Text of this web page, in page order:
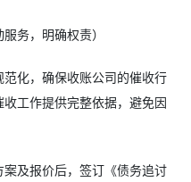
务，明确权责）
化，确保收账公司的催收行
工作提供完整依据，避免因
案及报价后，签订《债务追讨